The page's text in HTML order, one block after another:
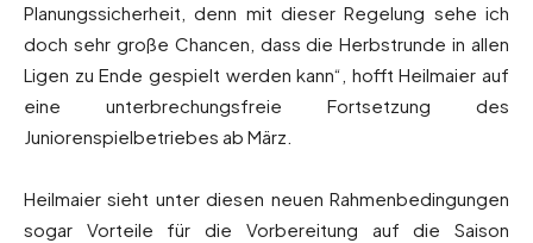
Planungssicherheit, denn mit dieser Regelung sehe ich
doch sehr große Chancen, dass die Herbstrunde in allen
Ligen zu Ende gespielt werden kann“, hofft Heilmaier auf
eine unterbrechungsfreie Fortsetzung des
Juniorenspielbetriebes ab März.
Heilmaier sieht unter diesen neuen Rahmenbedingungen
sogar Vorteile für die Vorbereitung auf die Saison